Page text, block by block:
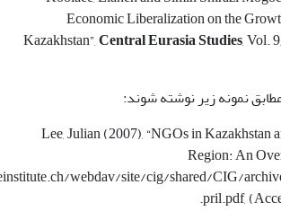
Economic Liberalization on the
Kazakhstan”,Central Eurasia Studies, Vol.
نمونه­ زیر نوشته شوند:
Lee, Julian (2007), “NGOs in Kazakhstan
Region: An
webdav/site/cig/shared/CIG/
pril.pdf,